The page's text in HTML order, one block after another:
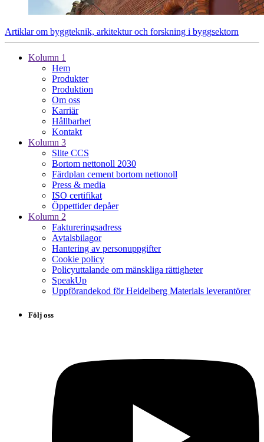
Artiklar om byggteknik, arkitektur och forskning i byggsektorn
Kolumn 1
Hem
Produkter
Produktion
Om oss
Karriär
Hållbarhet
Kontakt
Kolumn 3
Slite CCS
Bortom nettonoll 2030
Färdplan cement bortom nettonoll
Press & media
ISO certifikat
Öppettider depåer
Kolumn 2
Faktureringsadress
Avtalsbilagor
Hantering av personuppgifter
Cookie policy
Policyuttalande om mänskliga rättigheter
SpeakUp
Uppförandekod för Heidelberg Materials leverantörer
Följ oss